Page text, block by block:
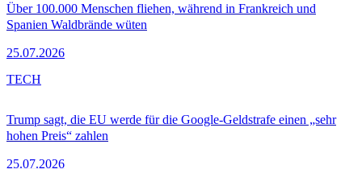
Über 100.000 Menschen fliehen, während in Frankreich und
Spanien Waldbrände wüten
25.07.2026
Trump sagt, die EU werde für die Google-Geldstrafe einen „sehr
hohen Preis“ zahlen
25.07.2026
TECH